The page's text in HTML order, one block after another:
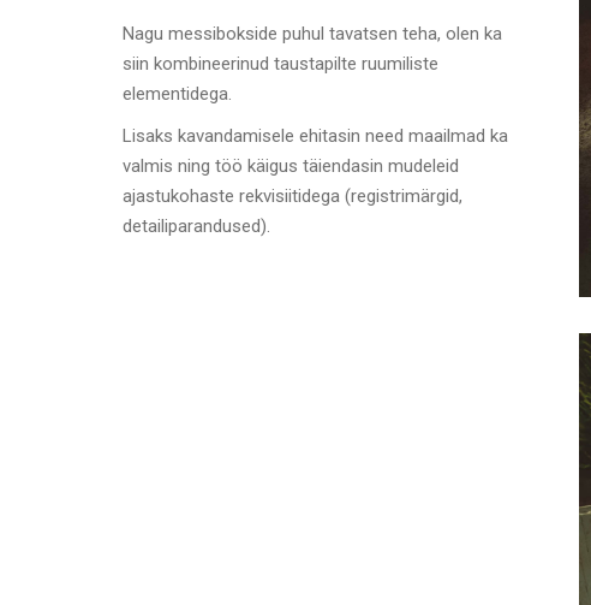
Nagu messibokside puhul tavatsen teha, olen ka
siin kombineerinud taustapilte ruumiliste
elementidega.
Lisaks kavandamisele ehitasin need maailmad ka
valmis ning töö käigus täiendasin mudeleid
ajastukohaste rekvisiitidega (registrimärgid,
detailiparandused).